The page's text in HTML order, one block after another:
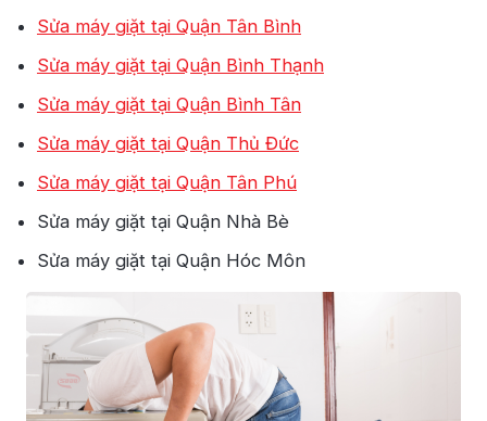
Sửa máy giặt tại Quận Tân Bình
Sửa máy giặt tại Quận Bình Thạnh
Sửa máy giặt tại Quận Bình Tân
Sửa máy giặt tại Quận Thủ Đức
Sửa máy giặt tại Quận Tân Phú
Sửa máy giặt tại Quận Nhà Bè
Sửa máy giặt tại Quận Hóc Môn